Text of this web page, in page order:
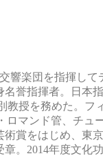
響楽団を指揮して
誉指揮者。日本
教授を務めた。フ
マンド管、チュ
賞をはじめ、東
。2014年度文化